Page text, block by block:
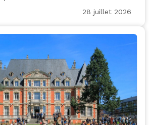
28 juillet 2026